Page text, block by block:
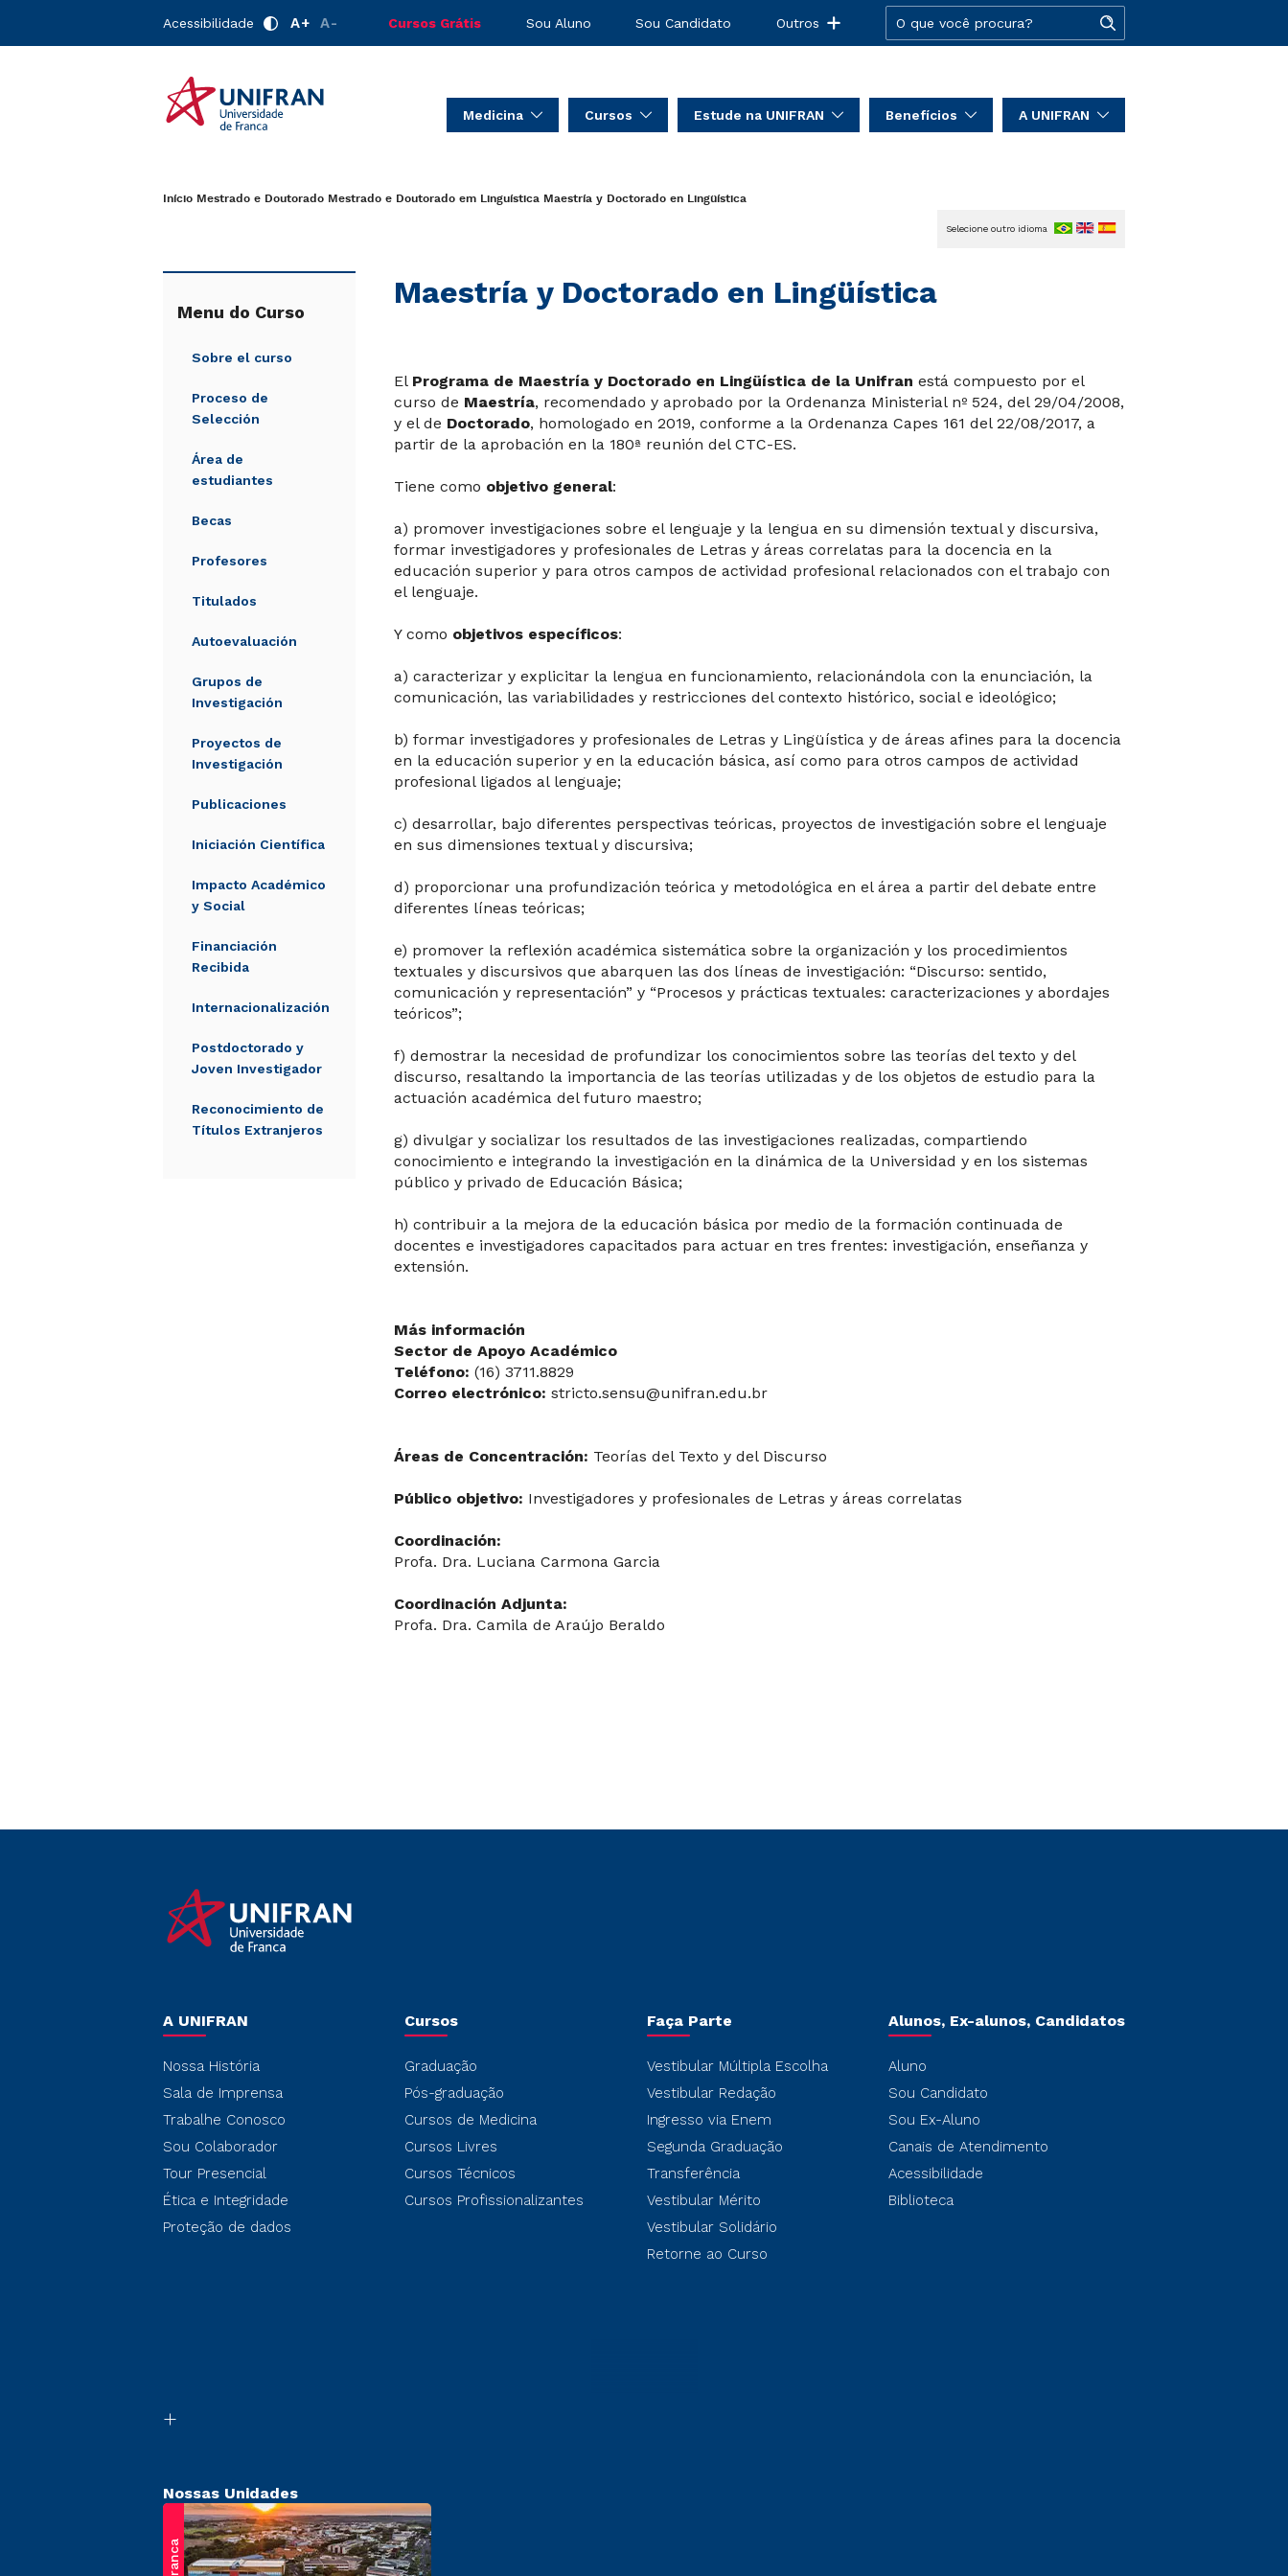
Acessibilidade A+ A- Cursos Grátis Sou Aluno Sou Candidato Outros
Medicina Cursos Estude na UNIFRAN Benefícios A UNIFRAN
Início Mestrado e Doutorado Mestrado e Doutorado em Linguística Maestría y Doctorado en Lingüística
Menu do Curso
Sobre el curso
Proceso de
Selección
Área de
estudiantes
Becas
Profesores
Titulados
Autoevaluación
Grupos de
Investigación
Proyectos de
Investigación
Publicaciones
Iniciación Científica
Impacto Académico
y Social
Financiación
Recibida
Internacionalización
Postdoctorado y
Joven Investigador
Reconocimiento de
Títulos Extranjeros
Maestría y Doctorado en Lingüística
Selecione outro idioma
El Programa de Maestría y Doctorado en Lingüística de la Unifran está compuesto por el
curso de Maestría, recomendado y aprobado por la Ordenanza Ministerial nº 524, del 29/04/2008,
y el de Doctorado, homologado en 2019, conforme a la Ordenanza Capes 161 del 22/08/2017, a
partir de la aprobación en la 180ª reunión del CTC-ES.
Tiene como objetivo general:
a) promover investigaciones sobre el lenguaje y la lengua en su dimensión textual y discursiva,
formar investigadores y profesionales de Letras y áreas correlatas para la docencia en la
educación superior y para otros campos de actividad profesional relacionados con el trabajo con
el lenguaje.
Y como objetivos específicos:
a) caracterizar y explicitar la lengua en funcionamiento, relacionándola con la enunciación, la
comunicación, las variabilidades y restricciones del contexto histórico, social e ideológico;
b) formar investigadores y profesionales de Letras y Lingüística y de áreas afines para la docencia
en la educación superior y en la educación básica, así como para otros campos de actividad
profesional ligados al lenguaje;
c) desarrollar, bajo diferentes perspectivas teóricas, proyectos de investigación sobre el lenguaje
en sus dimensiones textual y discursiva;
d) proporcionar una profundización teórica y metodológica en el área a partir del debate entre
diferentes líneas teóricas;
e) promover la reflexión académica sistemática sobre la organización y los procedimientos
textuales y discursivos que abarquen las dos líneas de investigación: “Discurso: sentido,
comunicación y representación” y “Procesos y prácticas textuales: caracterizaciones y abordajes
teóricos”;
f) demostrar la necesidad de profundizar los conocimientos sobre las teorías del texto y del
discurso, resaltando la importancia de las teorías utilizadas y de los objetos de estudio para la
actuación académica del futuro maestro;
g) divulgar y socializar los resultados de las investigaciones realizadas, compartiendo
conocimiento e integrando la investigación en la dinámica de la Universidad y en los sistemas
público y privado de Educación Básica;
h) contribuir a la mejora de la educación básica por medio de la formación continuada de
docentes e investigadores capacitados para actuar en tres frentes: investigación, enseñanza y
extensión.
Más información
Sector de Apoyo Académico
Teléfono: (16) 3711.8829
Correo electrónico: stricto.sensu@unifran.edu.br
Áreas de Concentración: Teorías del Texto y del Discurso
Público objetivo: Investigadores y profesionales de Letras y áreas correlatas
Coordinación:
Profa. Dra. Luciana Carmona Garcia
Coordinación Adjunta:
Profa. Dra. Camila de Araújo Beraldo
A UNIFRAN
Nossa História
Sala de Imprensa
Trabalhe Conosco
Sou Colaborador
Tour Presencial
Ética e Integridade
Proteção de dados
Cursos
Graduação
Pós-graduação
Cursos de Medicina
Cursos Livres
Cursos Técnicos
Cursos Profissionalizantes
Faça Parte
Vestibular Múltipla Escolha
Vestibular Redação
Ingresso via Enem
Segunda Graduação
Transferência
Vestibular Mérito
Vestibular Solidário
Retorne ao Curso
Alunos, Ex-alunos, Candidatos
Aluno
Sou Candidato
Sou Ex-Aluno
Canais de Atendimento
Acessibilidade
Biblioteca
Nossas Unidades
Franca